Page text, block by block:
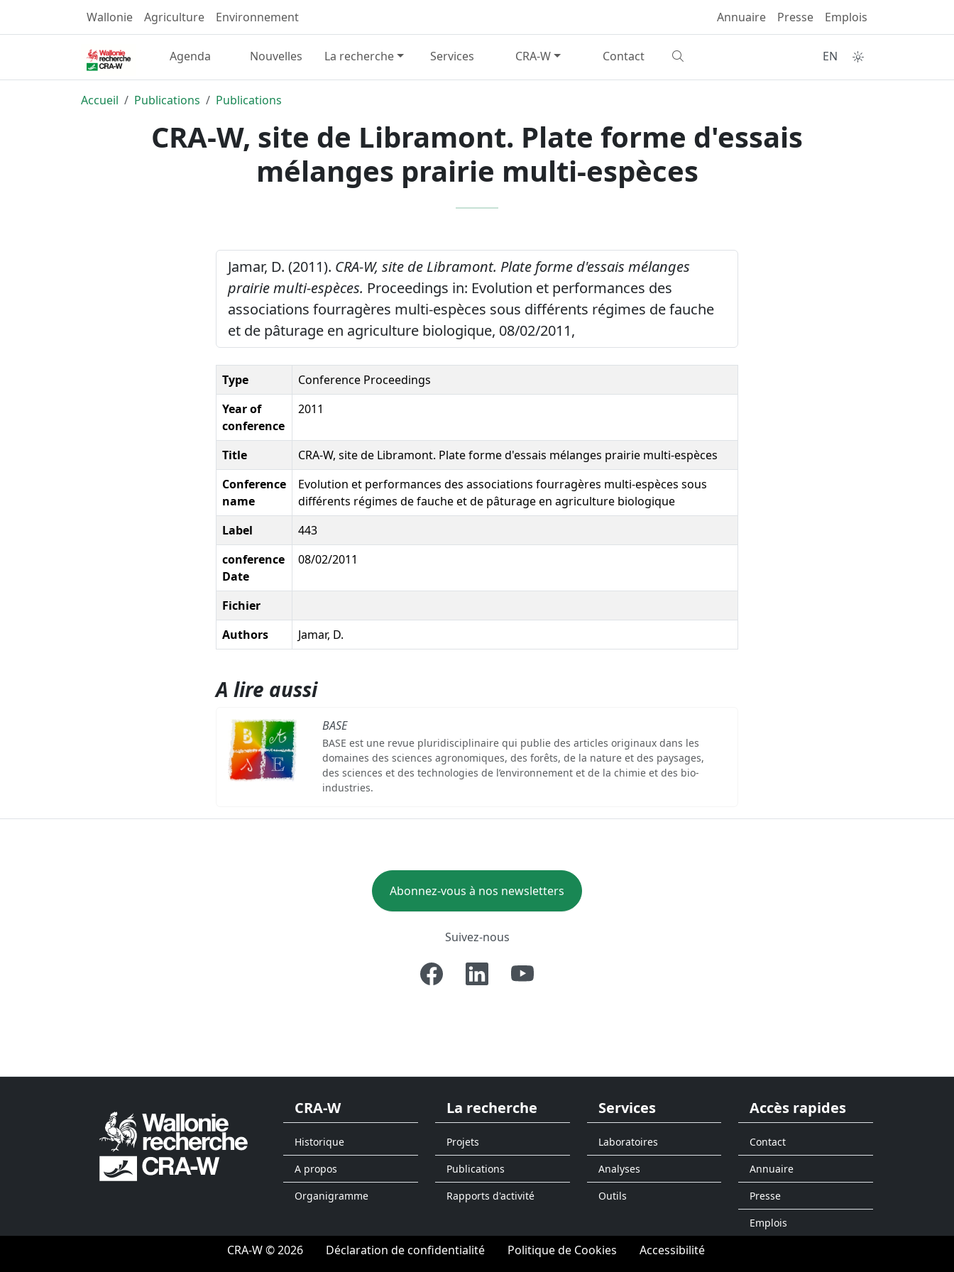
Wallonie Agriculture Environnement Annuaire Presse Emplois
Agenda Nouvelles La recherche Services CRA-W Contact EN
Accueil Publications Publications
CRA-W, site de Libramont. Plate forme d'essais
mélanges prairie multi-espèces
Jamar, D. (2011). CRA-W, site de Libramont. Plate forme d'essais mélanges
prairie multi-espèces. Proceedings in: Evolution et performances des
associations fourragères multi-espèces sous différents régimes de fauche
et de pâturage en agriculture biologique, 08/02/2011,
Type
Conference Proceedings
Year of
conference
2011
Title
CRA-W, site de Libramont. Plate forme d'essais mélanges prairie multi-espèces
Conference
name
Evolution et performances des associations fourragères multi-espèces sous
différents régimes de fauche et de pâturage en agriculture biologique
Label
443
conference
Date
08/02/2011
Fichier
Authors
Jamar, D.
A lire aussi
BASE
BASE est une revue pluridisciplinaire qui publie des articles originaux dans les
domaines des sciences agronomiques, des forêts, de la nature et des paysages,
des sciences et des technologies de l’environnement et de la chimie et des bio-
industries.
Abonnez-vous à nos newsletters
Suivez-nous
CRA-W
Historique
A propos
Organigramme
La recherche
Projets
Publications
Rapports d'activité
Services
Laboratoires
Analyses
Outils
Accès rapides
Contact
Annuaire
Presse
Emplois
CRA-W © 2026 Déclaration de confidentialité Politique de Cookies
Accessibilité